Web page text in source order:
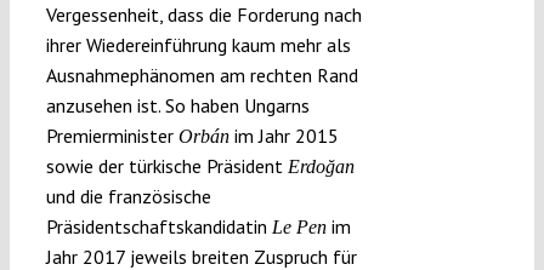
Vergessenheit, dass die Forderung nach
ihrer Wiedereinführung kaum mehr als
Ausnahmephänomen am rechten Rand
anzusehen ist. So haben Ungarns
Premierminister Orbánim Jahr 2015
sowie der türkische Präsident Erdoğan
und die französische
Präsidentschaftskandidatin Le Penim
Jahr 2017 jeweils breiten Zuspruch für